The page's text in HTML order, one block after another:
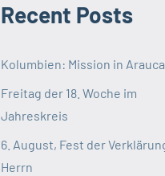
Recent Posts
Kolumbien: Mission in Arauca
Freitag der 18. Woche im
Jahreskreis
6. August, Fest der
Herrn